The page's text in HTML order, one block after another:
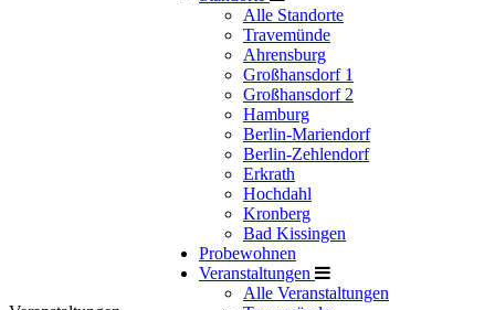
Alle Standorte
Travemünde
Ahrensburg
Großhansdorf 1
Großhansdorf 2
Hamburg
Berlin-Mariendorf
Berlin-Zehlendorf
Erkrath
Hochdahl
Kronberg
Bad Kissingen
Probewohnen
Veranstaltungen
Alle Veranstaltungen